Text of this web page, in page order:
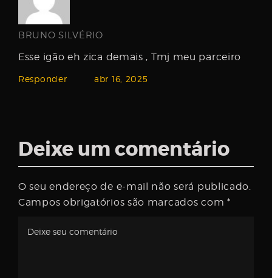
BRUNO SILVÉRIO
Esse igão eh zica demais , Tmj meu parceiro
Responder abr 16, 2025
Deixe um comentário
O seu endereço de e-mail não será publicado.
Campos obrigatórios são marcados com *